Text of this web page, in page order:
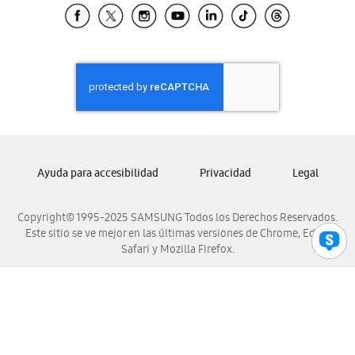
Samsung El Salvador
Samsung Honduras
Samsung Nicaragua
Samsung Panamá
Samsung Venezuela
Copyright© 1995-2025 SAMSUNG Todos los Derechos Reservados.
Este sitio se ve mejor en las últimas versiones de Chrome, Edge,
Safari y Mozilla Firefox.
Ayuda para accesibilidad Privacidad Legal